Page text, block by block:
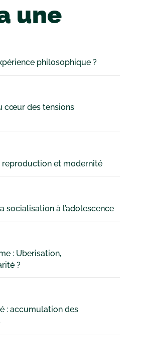
une
philosophique ?
cœur des tensions
reproduction et modernité
socialisation à l’adolescence
: Uberisation,
?
: accumulation des